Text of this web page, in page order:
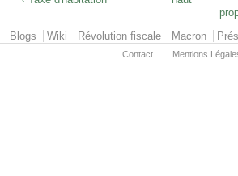
Primary menu
Blogs Wiki Révolution fiscale Macron
Contact Mentions